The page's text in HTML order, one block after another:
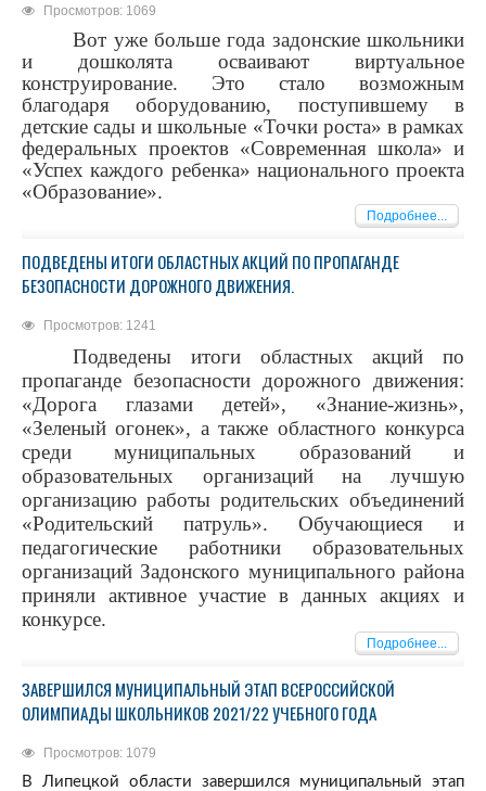
Просмотров: 1069
Вот уже больше года задонские школьники
и дошколята осваивают виртуальное
конструирование. Это стало возможным
благодаря оборудованию, поступившему в
детские сады и школьные «Точки роста» в рамках
федеральных проектов «Современная школа» и
«Успех каждого ребенка» национального проекта
«Образование».
Подробнее...
ПОДВЕДЕНЫ ИТОГИ ОБЛАСТНЫХ АКЦИЙ ПО ПРОПАГАНДЕ
БЕЗОПАСНОСТИ ДОРОЖНОГО ДВИЖЕНИЯ.
Просмотров: 1241
Подведены итоги областных акций по
пропаганде безопасности дорожного движения:
«Дорога глазами детей», «Знание-жизнь»,
«Зеленый огонек», а также областного конкурса
среди муниципальных образований и
образовательных организаций на лучшую
организацию работы родительских объединений
«Родительский патруль». Обучающиеся и
педагогические работники образовательных
организаций Задонского муниципального района
приняли активное участие в данных акциях и
конкурсе.
Подробнее...
ЗАВЕРШИЛСЯ МУНИЦИПАЛЬНЫЙ ЭТАП ВСЕРОССИЙСКОЙ
ОЛИМПИАДЫ ШКОЛЬНИКОВ 2021/22 УЧЕБНОГО ГОДА
Просмотров: 1079
В Липецкой области завершился муниципальный этап